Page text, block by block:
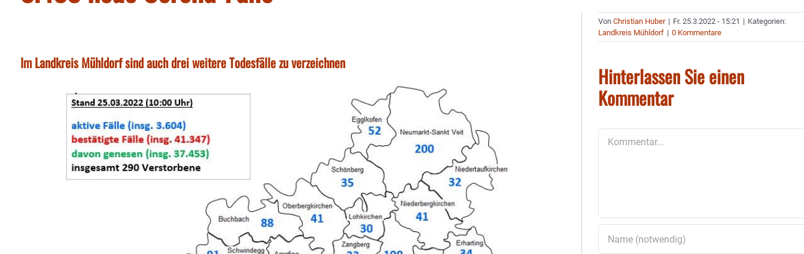
Im Landkreis Mühldorf sind auch drei weitere Todesfälle zu verzeichnen
VonChristian Huber | Fr. 25.3.2022 - 15:21 | Kategorien:
Landkreis Mühldorf | 0 Kommentare
Hinterlassen Sie einen
Kommentar